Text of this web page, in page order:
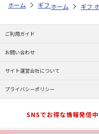
ホーム ギフトストア お
ホーム ギフ
ご利用ガイド
お問い合わせ
サイト運営会社について
プライバシーポリシー
SNSでお得な情報発信中